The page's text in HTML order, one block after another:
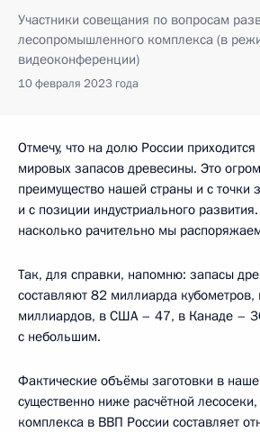
Участники совещания по вопросам
лесопромышленного комплекса (в
видеоконференции)
10 февраля 2023 года
Отмечу, что на долю России приходится
мировых запасов древесины. Это
преимущество нашей страны и с точки
и с позиции индустриального
насколько рачительно мы
Так, для справки, напомню: запасы
составляют 82 миллиарда
миллиардов, в США – 47, в Канаде –
с небольшим.
Фактические объёмы заготовки в
существенно ниже расчётной
комплекса в ВВП России составляет